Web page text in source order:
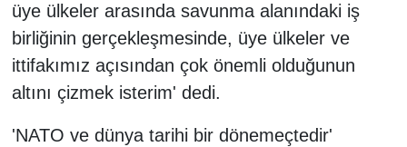
üye ülkeler arasında savunma alanındaki iş
birliğinin gerçekleşmesinde, üye ülkeler ve
ittifakımız açısından çok önemli olduğunun
altını çizmek isterim' dedi.
'NATO ve dünya tarihi bir dönemeçtedir'